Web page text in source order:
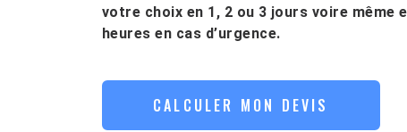
votre choix en 1, 2 ou 3 jours voire même
heures en cas d’urgence.
CALCULER MON DEVIS